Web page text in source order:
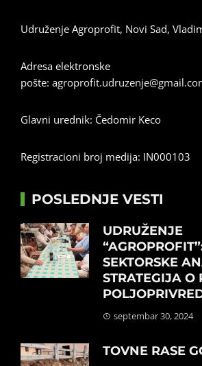
Udruženje Agroprofit, Novi Sad,
Adresa elektronske
pošte:
Glavni urednik: Čedomir Keco
Registracioni broj medija: IN000103
POSLEDNJE VESTI
UDRUŽENJE
SEKTORSKE
STRATEGIJA O
septembar 30, 2024
TOVNE RASE